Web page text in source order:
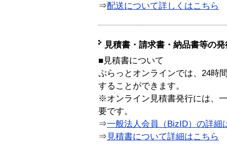
⇒配送について詳しくはこちら
見積書・請求書・納品書等の
■見積書について
ぷらっとオンラインでは、24時
することができます。
※オンライン見積書発行には、
要です。
⇒一般法人会員（BizID）の詳細
⇒ 見積書について詳細はこちら